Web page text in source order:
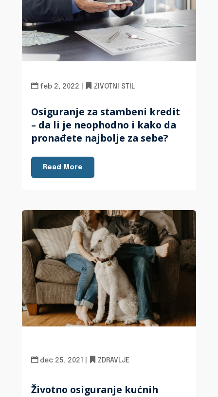
Osiguranje za stambeni kredit
– da li je neophodno i kako da
pronađete najbolje za sebe?
feb 2, 2022 ŽIVOTNI STIL
Read More
Životno osiguranje kućnih
dec 25, 2021 ZDRAVLJE